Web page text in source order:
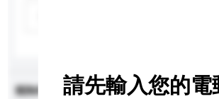
查詢內容
請先輸入您的電